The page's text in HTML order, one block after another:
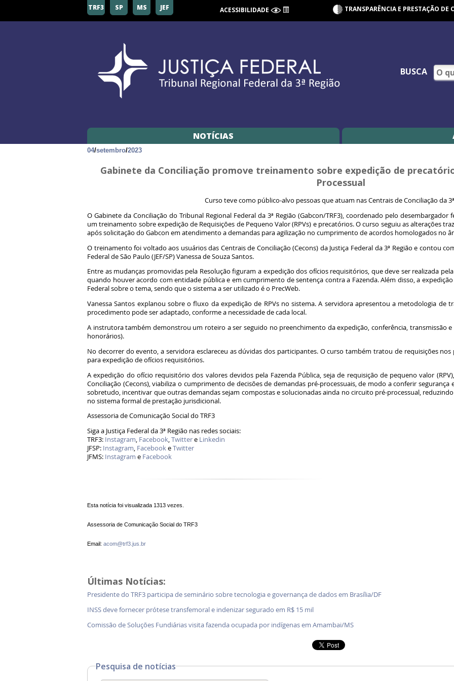
TRF3 SP MS JEF ACESSIBILIDADE TRANSPARÊNCIA E PRESTAÇÃO DE
BUSCA
NOTÍCIAS
04/setembro/2023
Gabinete da Conciliação promove treinamento sobre expedição de
Processual
Curso teve como público-alvo pessoas que atuam nas Centrais de Conciliação da
O Gabinete da Conciliação do Tribunal Regional Federal da 3ª Região (Gabcon/TRF3), coordenado pelo
um treinamento sobre expedição de Requisições de Pequeno Valor (RPVs) e precatórios. O curso seguiu as alterações
após solicitação do Gabcon em atendimento a demandas para agilização no cumprimento de acordos homologados no
O treinamento foi voltado aos usuários das Centrais de Conciliação (Cecons) da Justiça Federal da 3ª Região e contou
Federal de São Paulo (JEF/SP) Vanessa de Souza Santos.
Entre as mudanças promovidas pela Resolução figuram a expedição dos ofícios requisitórios, que deve ser realizada
quando houver acordo com entidade pública e em cumprimento de sentença contra a Fazenda. Além disso, a
Federal sobre o tema, sendo que o sistema a ser utilizado é o PrecWeb.
Vanessa Santos explanou sobre o fluxo da expedição de RPVs no sistema. A servidora apresentou a metodologia de
procedimento pode ser adaptado, conforme a necessidade de cada local.
A instrutora também demonstrou um roteiro a ser seguido no preenchimento da expedição, conferência, transmissão
honorários).
No decorrer do evento, a servidora esclareceu as dúvidas dos participantes. O curso também tratou de requisições
para expedição de ofícios requisitórios.
A expedição do ofício requisitório dos valores devidos pela Fazenda Pública, seja de requisição de pequeno valor
Conciliação (Cecons), viabiliza o cumprimento de decisões de demandas pré-processuais, de modo a conferir
sobretudo, incentivar que outras demandas sejam compostas e solucionadas ainda no circuito pré-processual,
no sistema formal de prestação jurisdicional.
Assessoria de Comunicação Social do TRF3
Siga a Justiça Federal da 3ª Região nas redes sociais:
TRF3: Instagram, Facebook,Twittere Linkedin
JFSP: Instagram, FacebookeTwitter
JFMS: Instagram e Facebook
Esta notícia foi visualizada 1313 vezes.
Assessoria de Comunicação Social do TRF3
Email: acom@trf3.jus.br
Últimas Notícias:
Presidente do TRF3 participa de seminário sobre tecnologia e governança de dados em Brasília/DF
INSS deve fornecer prótese transfemoral e indenizar segurado em R$ 15 mil
Comissão de Soluções Fundiárias visita fazenda ocupada por indígenas em Amambai/MS
Pesquisa de notícias